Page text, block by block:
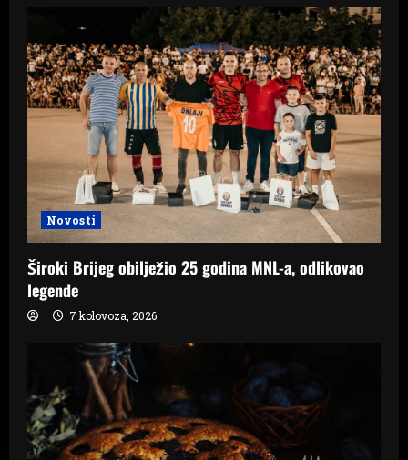
Novosti
Široki Brijeg obilježio 25 godina MNL-a, odlikovao
legende
7 kolovoza, 2026